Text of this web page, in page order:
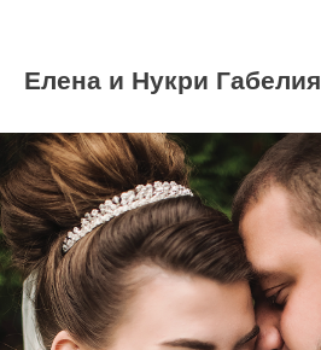
Елена и Нукри Габелия